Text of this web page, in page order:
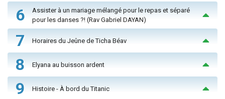
6
Assister à un mariage mélangé pour le repas et séparé
pour les danses ?! (Rav Gabriel DAYAN)
7 Horaires du Jeûne de Ticha Béav
8 Elyana au buisson ardent
9 Histoire - À bord du Titanic